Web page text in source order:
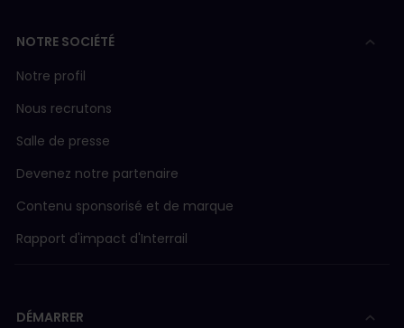
NOTRE SOCIÉTÉ
Notre profil
Nous recrutons
Salle de presse
Devenez notre partenaire
Contenu sponsorisé et de marque
Rapport d'impact d'Interrail
DÉMARRER